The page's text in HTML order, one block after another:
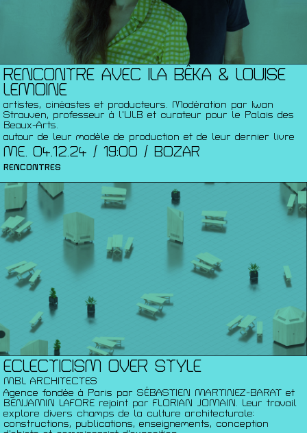
RENCONTRE AVEC ILA BÊKA & LOUISE
LEMOINE
artistes, cinéastes et producteurs. Modération par Iwan
Strauven, professeur à l'ULB et curateur pour le Palais des
Beaux-Arts.
autour de leur modèle de production et de leur dernier livre
ME. 04.12.24 / 19:00 / BOZAR
RENCONTRES
ECLECTICISM OVER STYLE
MBL ARCHITECTES
Agence fondée à Paris par SÉBASTIEN MARTINEZ-BARAT et
BENJAMIN LAFORE rejoint par FLORIAN JOMAIN. Leur travail
explore divers champs de la culture architecturale:
constructions, publications, enseignements, conception